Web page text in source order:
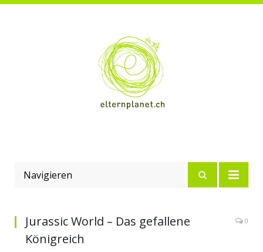
Navigieren
Jurassic World – Das gefallene
Königreich
0